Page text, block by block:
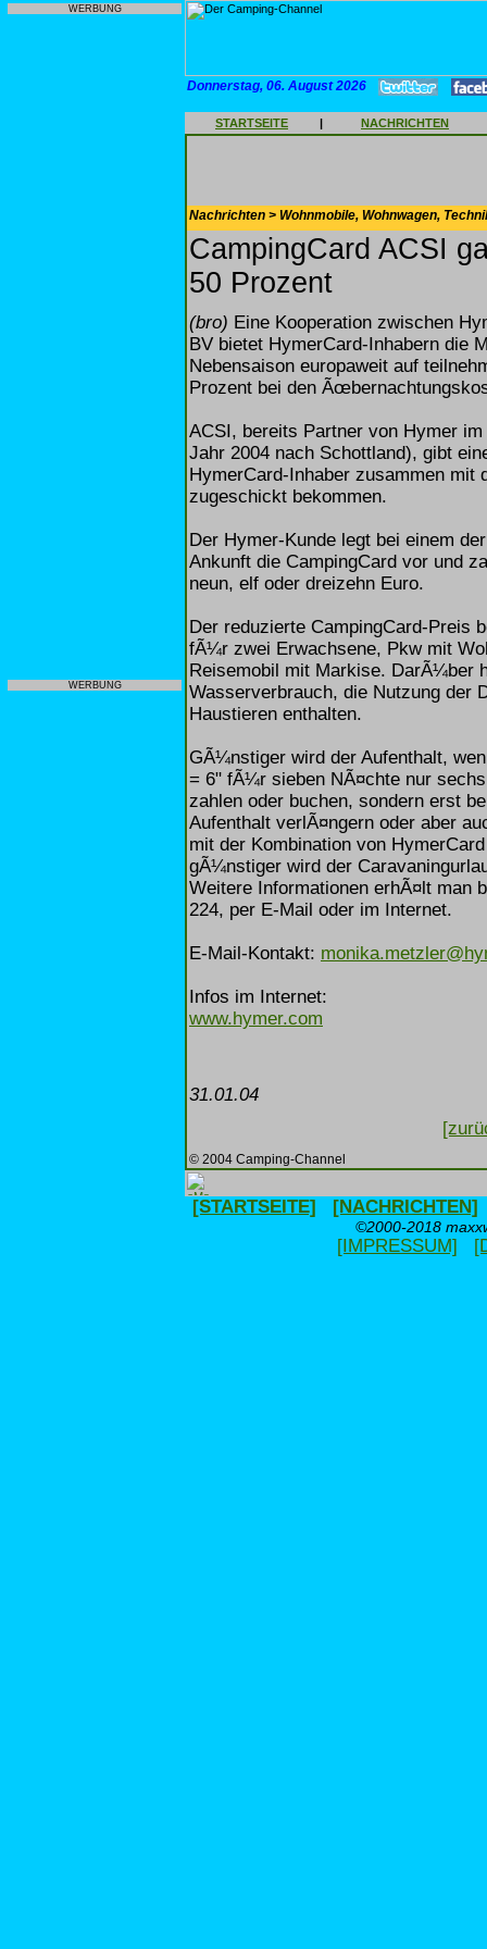
WERBUNG
WERBUNG
Donnerstag, 06. August 2026
STARTSEITE | NACHRICHTEN
Nachrichten > Wohnmobile, Wohnwagen,
CampingCard ACSI
50 Prozent
(bro) Eine Kooperation zwischen
BV bietet HymerCard-Inhabern die
Nebensaison europaweit auf
Prozent bei den
ACSI, bereits Partner von Hymer
Jahr 2004 nach Schottland), gibt
HymerCard-Inhaber zusammen mit
zugeschickt bekommen.
Der Hymer-Kunde legt bei einem
Ankunft die CampingCard vor und
neun, elf oder dreizehn Euro.
Der reduzierte CampingCard-Preis
fÃ¼r zwei Erwachsene, Pkw mit
Reisemobil mit Markise. DarÃ¼ber
Wasserverbrauch, die Nutzung der
Haustieren enthalten.
GÃ¼nstiger wird der Aufenthalt,
= 6" fÃ¼r sieben NÃ¤chte nur
zahlen oder buchen, sondern erst
Aufenthalt verlÃ¤ngern oder aber
mit der Kombination von
gÃ¼nstiger wird der
Weitere Informationen erhÃ¤lt man
224, per E-Mail oder im Internet.
E-Mail-Kontakt:
Infos im Internet:
www.hymer.com
31.01.04
© 2004 Camping-Channel
[STARTSEITE] [NACHRICHTEN]
©2000-2018
[IMPRESSUM]